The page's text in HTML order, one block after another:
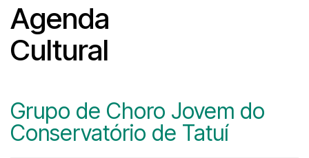
Agenda
Cultural
Grupo de Choro Jovem do
Conservatório de Tatuí